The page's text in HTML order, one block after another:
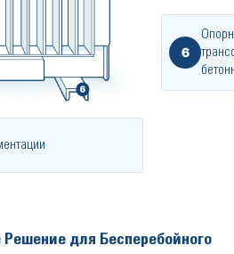
6
для Бесперебойного